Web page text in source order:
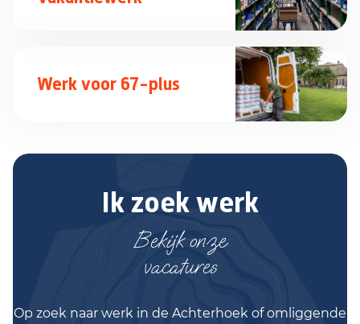
Werk voor 67-plus
Ik zoek werk
Bekijk onze
vacatures
Op zoek naar werk in de Achterhoek of omliggende